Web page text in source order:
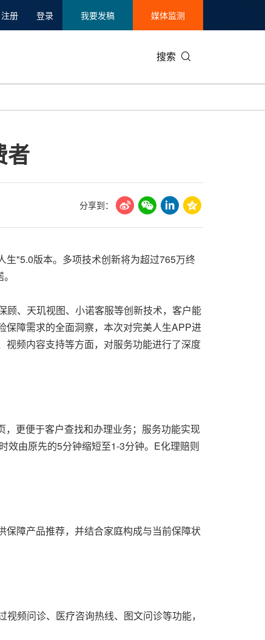
注册 登录 我要发稿 媒体监测
搜索
美国临床肿瘤学会(ASCO)
者
分享到：
生"5.0版本。多项技术创新将为超过765万终
顾、天玑视图、小诺客服等创新技术，客户能
保障需求的全面洞察，本次对完美人生APP进
频内容支持等方面，对服务功能进行了深度
更便于客户查找和办理业务；服务功能实现
效由原先的5分钟缩短至1-3分钟。E化理赔则
障产品推荐，并结合家庭构成与当前保障状
频问诊、医疗咨询热线、图文问诊等功能，